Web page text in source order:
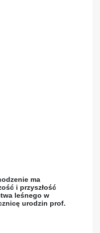
ma
i przyszłość
leśnego w
urodzin prof.